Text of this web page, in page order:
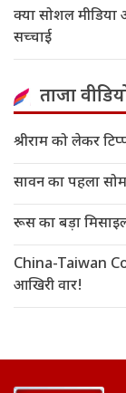
क्या सोशल
सच्चाई
ताजा
श्रीराम को लेकर
सावन का पहला
रूस का बड़ा
China-Taiwan
आखिरी वार!